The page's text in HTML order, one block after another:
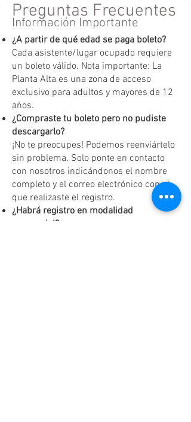
Preguntas Frecuentes
Información Importante
¿A partir de qué edad se paga boleto?
Cada asistente/lugar ocupado requiere
un boleto válido. Nota importante: La
Planta Alta es una zona de acceso
exclusivo para adultos y mayores de 12
años.
¿Compraste tu boleto pero no pudiste
descargarlo?
¡No te preocupes! Podemos reenviártelo
sin problema. Solo ponte en contacto
con nosotros indicándonos el nombre
completo y el correo electrónico con el
que realizaste el registro.
¿Habrá registro en modalidad
presencial?